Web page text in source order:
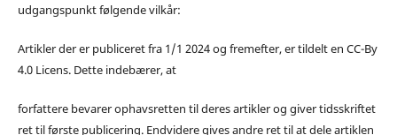
udgangspunkt følgende vilkår:
Artikler der er publiceret fra 1/1 2024 og fremefter, er tildelt en CC-By
4.0 Licens. Dette indebærer, at
forfattere bevarer ophavsretten til deres artikler og giver tidsskriftet
ret til første publicering. Endvidere gives andre ret til at dele artiklen